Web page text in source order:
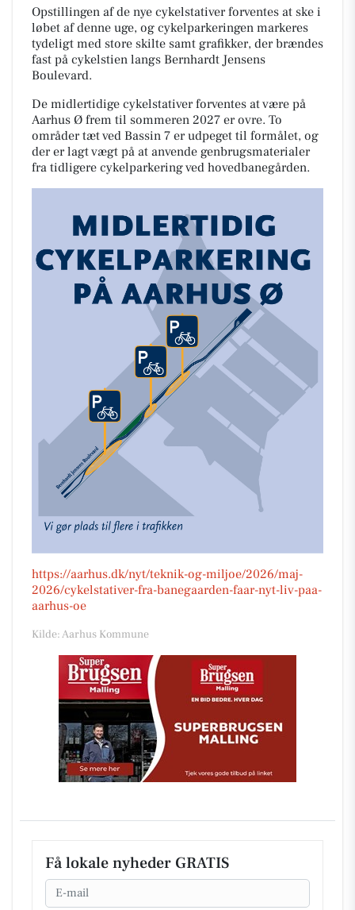
Opstillingen af de nye cykelstativer forventes at ske i
løbet af denne uge, og cykelparkeringen markeres
tydeligt med store skilte samt grafikker, der brændes
fast på cykelstien langs Bernhardt Jensens
Boulevard.
De midlertidige cykelstativer forventes at være på
Aarhus Ø frem til sommeren 2027 er ovre. To
områder tæt ved Bassin 7 er udpeget til formålet, og
der er lagt vægt på at anvende genbrugsmaterialer
fra tidligere cykelparkering ved hovedbanegården.
https://aarhus.dk/nyt/teknik-og-miljoe/2026/maj-
2026/cykelstativer-fra-banegaarden-faar-nyt-liv-paa-
aarhus-oe
Kilde: Aarhus Kommune
Få lokale nyheder GRATIS
Email